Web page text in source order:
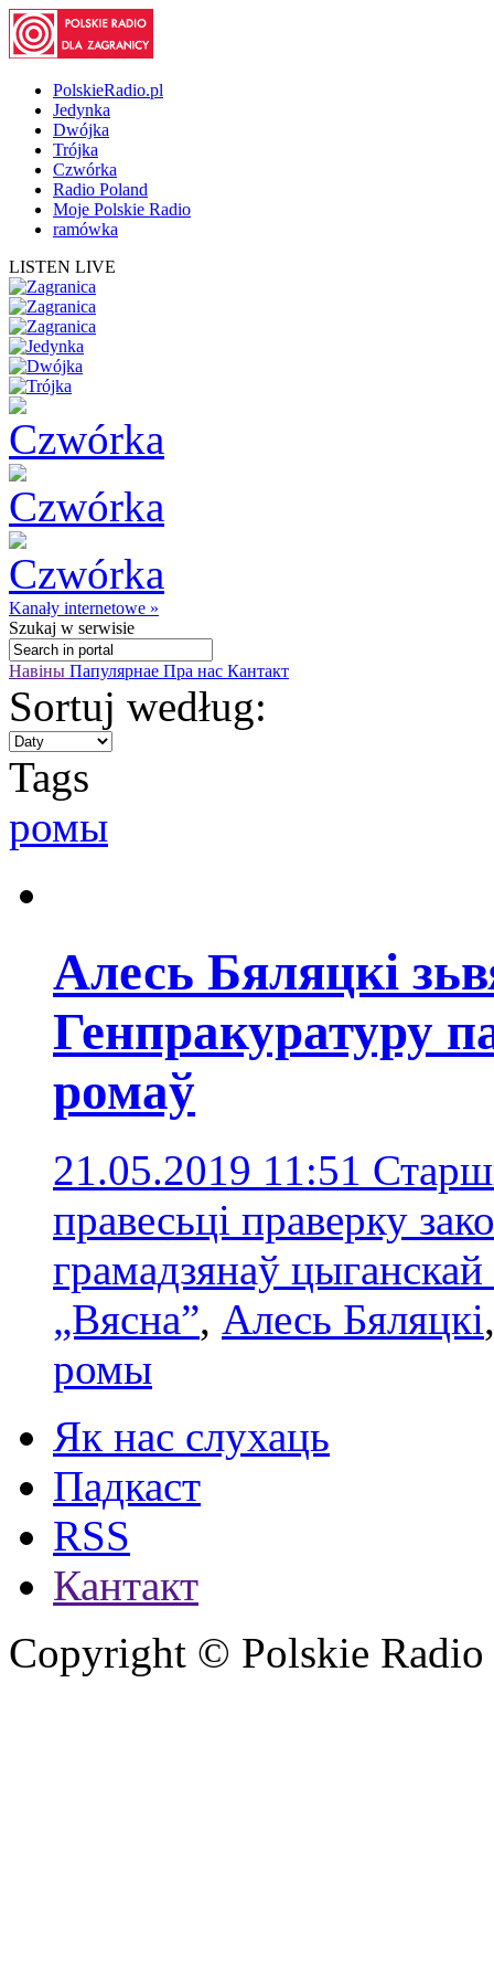
PolskieRadio.pl
Jedynka
Dwójka
Trójka
Czwórka
Radio Poland
Moje Polskie Radio
ramówka
LISTEN LIVE
Kanały internetowe »
Szukaj w serwisie
Навіны Папулярнае Пра нас Кантакт
Sortuj według:
Tags
ромы
Алесь Бяляцкі
Генпракуратуру
ромаў
21.05.2019 11:51
правесьці праверку
грамадзянаў
„Вясна”, Алесь Бяляцкі
ромы
Як нас слухаць
Падкаст
RSS
Кантакт
Copyright © Polskie